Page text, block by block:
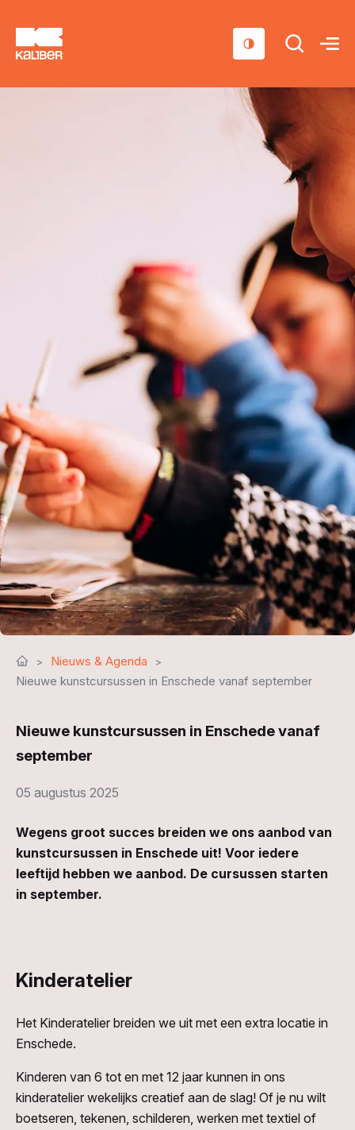
Nieuws & Agenda
Nieuwe kunstcursussen in Enschede vanaf september
Nieuwe kunstcursussen in Enschede vanaf
september
05 augustus 2025
Wegens groot succes breiden we ons aanbod van
kunstcursussen in Enschede uit! Voor iedere
leeftijd hebben we aanbod. De cursussen starten
in september.
Kinderatelier
Het Kinderatelier breiden we uit met een extra locatie in
Enschede.
Kinderen van 6 tot en met 12 jaar kunnen in ons
kinderatelier wekelijks creatief aan de slag! Of je nu wilt
boetseren, tekenen, schilderen, werken met textiel of